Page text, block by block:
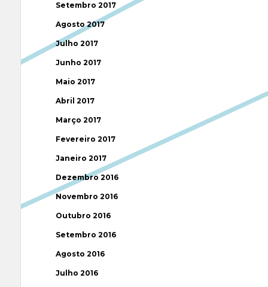
Setembro 2017
Agosto 2017
Julho 2017
Junho 2017
Maio 2017
Abril 2017
Março 2017
Fevereiro 2017
Janeiro 2017
Dezembro 2016
Novembro 2016
Outubro 2016
Setembro 2016
Agosto 2016
Julho 2016